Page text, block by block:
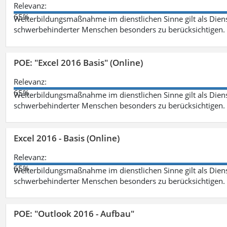
Relevanz:
65%
Weiterbildungsmaßnahme im dienstlichen Sinne gilt als
schwerbehinderter Menschen besonders zu berücksichtigen.
POE: "Excel 2016 Basis" (Online)
Relevanz:
65%
Weiterbildungsmaßnahme im dienstlichen Sinne gilt als
schwerbehinderter Menschen besonders zu berücksichtigen.
Excel 2016 - Basis (Online)
Relevanz:
65%
Weiterbildungsmaßnahme im dienstlichen Sinne gilt als
schwerbehinderter Menschen besonders zu berücksichtigen.
POE: "Outlook 2016 - Aufbau"